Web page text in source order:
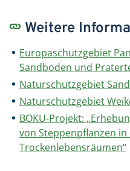
Weitere
Europaschutzgebiet
Sandboden und
Naturschutzgebiet
Naturschutzgebiet
BOKU-Projekt:
von Steppenpflanzen
Trockenlebensräumen“